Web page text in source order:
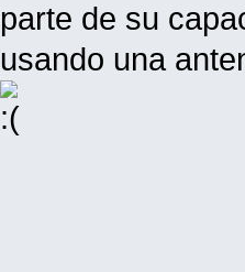
parte de su
usando una